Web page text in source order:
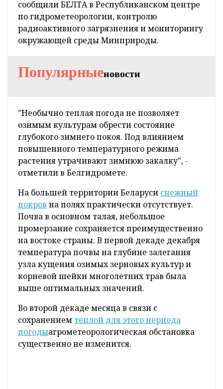
культур складываются не лучшим образом,
сообщили БЕЛТА в Республиканском центре
по гидрометеорологии, контролю
радиоактивного загрязнения и мониторингу
окружающей среды Минприроды.
Популярныеновости
"Необычно теплая погода не позволяет
озимым культурам обрести состояние
глубокого зимнего покоя. Под влиянием
повышенного температурного режима
растения утрачивают зимнюю закалку", -
отметили в Белгидромете.
На большей территории Беларуси
покровна полях практически отсутствует.
Почва в основном талая, небольшое
промерзание сохраняется преимущественно